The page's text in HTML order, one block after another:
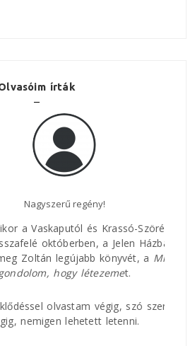
írták
Nagyszerű regény!
Vaskaputól és Krassó-Szörényből
októberben, a Jelen Házban
legújabb könyvét, aMíg
hogy létezemet.
olvastam végig, szó szerint
lehetett letenni.